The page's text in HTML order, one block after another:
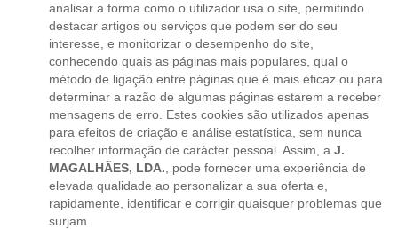
analisar a forma como o utilizador usa o site, permitindo
destacar artigos ou serviços que podem ser do seu
interesse, e monitorizar o desempenho do site,
conhecendo quais as páginas mais populares, qual o
método de ligação entre páginas que é mais eficaz ou para
determinar a razão de algumas páginas estarem a receber
mensagens de erro. Estes cookies são utilizados apenas
para efeitos de criação e análise estatística, sem nunca
recolher informação de carácter pessoal. Assim, a J.
MAGALHÃES, LDA., pode fornecer uma experiência de
elevada qualidade ao personalizar a sua oferta e,
rapidamente, identificar e corrigir quaisquer problemas que
surjam.